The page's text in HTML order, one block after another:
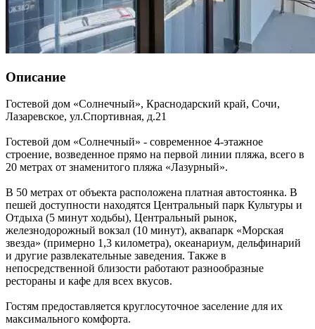
Описание
Гостевой дом «Солнечный», Краснодарский край, Сочи,
Лазаревское, ул.Спортивная, д.21
Гостевой дом «Солнечный» - современное 4-этажное
строение, возведенное прямо на первой линии пляжа, всего в
20 метрах от знаменитого пляжа «Лазурный».
В 50 метрах от объекта расположена платная автостоянка. В
пешей доступности находятся Центральный парк Культуры и
Отдыха (5 минут ходьбы), Центральный рынок,
железнодорожный вокзал (10 минут), аквапарк «Морская
звезда» (примерно 1,3 километра), океанариум, дельфинарий
и другие развлекательные заведения. Также в
непосредственной близости работают разнообразные
рестораны и кафе для всех вкусов.
Гостям предоставляется круглосуточное заселение для их
максимального комфорта.